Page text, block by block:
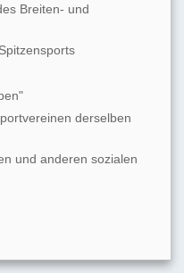
Breiten- und
derselben
und anderen sozialen